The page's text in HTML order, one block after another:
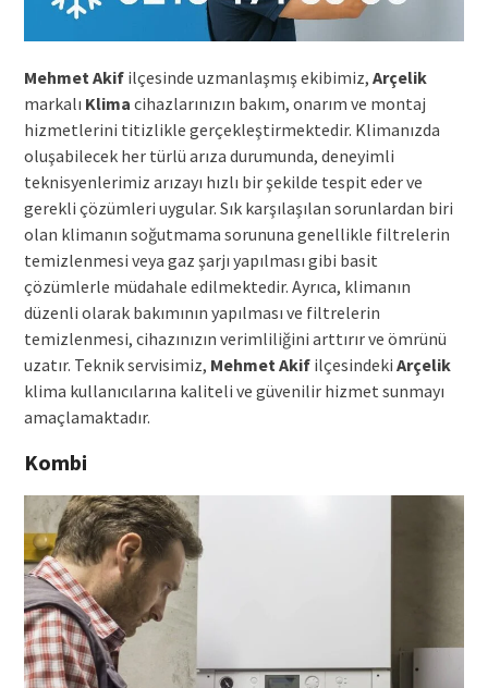
Mehmet Akifilçesinde uzmanlaşmış ekibimiz, Arçelik
markalı Klima cihazlarınızın bakım, onarım ve montaj
hizmetlerini titizlikle gerçekleştirmektedir. Klimanızda
oluşabilecek her türlü arıza durumunda, deneyimli
teknisyenlerimiz arızayı hızlı bir şekilde tespit eder ve
gerekli çözümleri uygular. Sık karşılaşılan sorunlardan biri
olan klimanın soğutmama sorununa genellikle filtrelerin
temizlenmesi veya gaz şarjı yapılması gibi basit
çözümlerle müdahale edilmektedir. Ayrıca, klimanın
düzenli olarak bakımının yapılması ve filtrelerin
temizlenmesi, cihazınızın verimliliğini arttırır ve ömrünü
uzatır. Teknik servisimiz, Mehmet Akifilçesindeki Arçelik
klima kullanıcılarına kaliteli ve güvenilir hizmet sunmayı
amaçlamaktadır.
Kombi